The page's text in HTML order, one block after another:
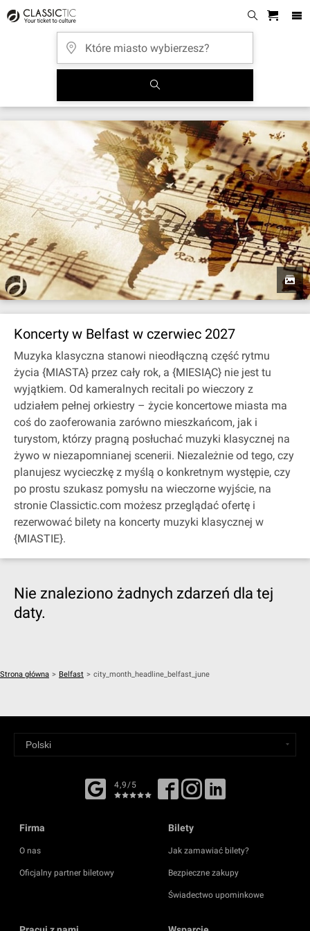
Koncerty w Belfast w czerwiec 2027
Muzyka klasyczna stanowi nieodłączną część rytmu
życia {MIASTA} przez cały rok, a {MIESIĄC} nie jest tu
wyjątkiem. Od kameralnych recitali po wieczory z
udziałem pełnej orkiestry – życie koncertowe miasta ma
coś do zaoferowania zarówno mieszkańcom, jak i
turystom, którzy pragną posłuchać muzyki klasycznej na
żywo w niezapomnianej scenerii. Niezależnie od tego, czy
planujesz wycieczkę z myślą o konkretnym występie, czy
po prostu szukasz pomysłu na wieczorne wyjście, na
stronie Classictic.com możesz przeglądać ofertę i
rezerwować bilety na koncerty muzyki klasycznej w
{MIASTIE}.
Nie znaleziono żadnych zdarzeń dla tej
daty.
Strona główna > Belfast > city_month_headline_belfast_june
4,9/5
Firma
O nas
Oficjalny partner biletowy
Bilety
Jak zamawiać bilety?
Bezpieczne zakupy
Świadectwo upominkowe